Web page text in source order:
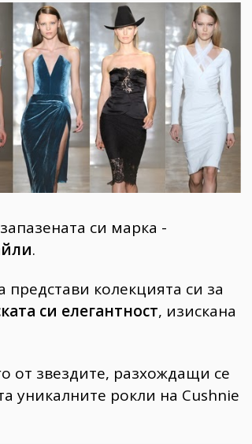
си марка -
.
колекцията си за
си елегантност, изискана
от звездите, разхождащи се
уникалните рокли на Cushnie